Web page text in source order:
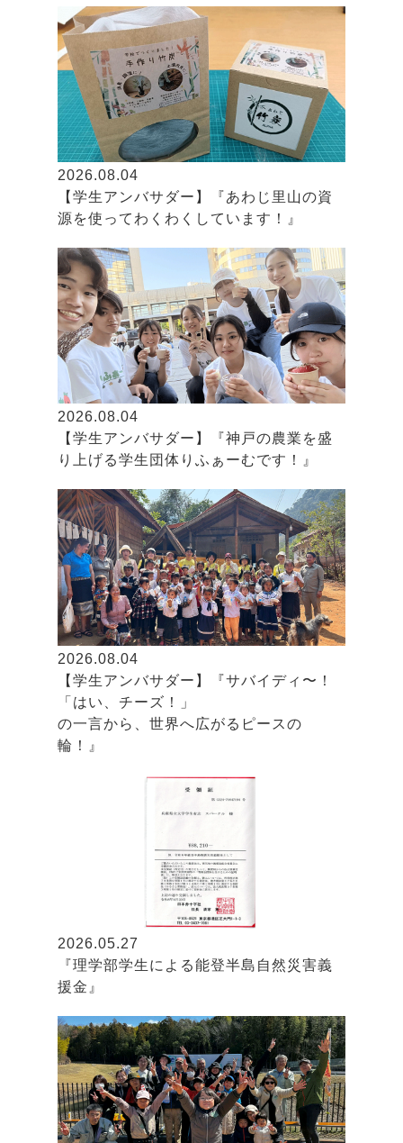
2026.08.04
【学生アンバサダー】『あわじ里山の資
源を使ってわくわくしています！』
2026.08.04
【学生アンバサダー】『神戸の農業を盛
り上げる学生団体りふぁーむです！』
2026.08.04
【学生アンバサダー】『サバイディ〜！
「はい、チーズ！」
の一言から、世界へ広がるピースの
輪！』
2026.05.27
『理学部学生による能登半島自然災害義
援金』